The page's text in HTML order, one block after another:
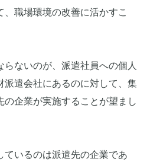
職場環境の改善に活かすこ
らないのが、派遣社員への個人
派遣会社にあるのに対して、集
の企業が実施することが望まし
ているのは派遣先の企業であ